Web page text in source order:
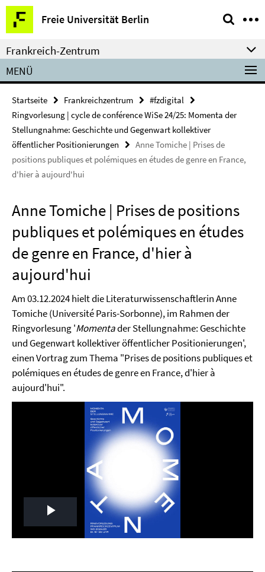
Springe
direkt
zu
Inhalt
Freie Universität Berlin
Service-
Navigation
Frankreich-Zentrum
MENÜ
Startseite Frankreichzentrum
#fzdigital
Ringvorlesung | cycle de conférence WiSe 24/25: Momenta der
Stellungnahme: Geschichte und Gegenwart kollektiver
öffentlicher Positionierungen
Anne Tomiche | Prises de
positions publiques et polémiques en études de genre en France,
d'hier à aujourd'hui
Anne Tomiche | Prises de positions
publiques et polémiques en études
de genre en France, d'hier à
aujourd'hui
Am 03.12.2024 hielt die Literaturwissenschaftlerin Anne
Tomiche (Université Paris-Sorbonne), im Rahmen der
Ringvorlesung 'Momentader Stellungnahme: Geschichte
und Gegenwart kollektiver öffentlicher Positionierungen',
einen Vortrag zum Thema "Prises de positions publiques et
polémiques en études de genre en France, d'hier à
aujourd'hui".
Play